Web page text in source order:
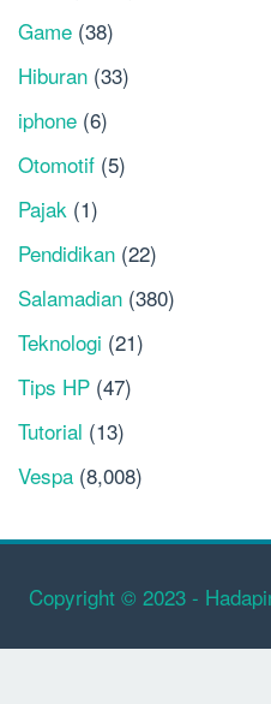
Game (38)
Hiburan (33)
iphone (6)
Otomotif (5)
Pajak (1)
Pendidikan (22)
Salamadian (380)
Teknologi (21)
Tips HP (47)
Tutorial (13)
Vespa (8,008)
Copyright © 2023 -